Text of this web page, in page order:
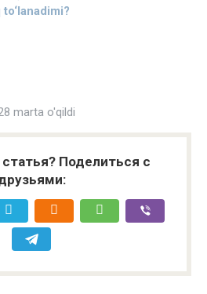
marta o'qildi
Поделиться с